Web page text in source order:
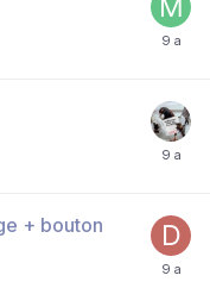
+ bouton